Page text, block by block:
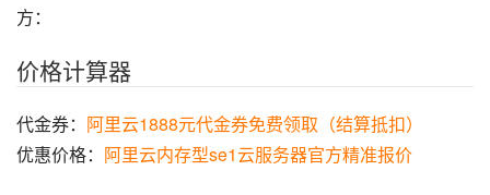
方：
价格计算器
代金券： 阿里云1888元代金券免费领取（结算抵扣）
优惠价格： 阿里云内存型se1云服务器官方精准报价